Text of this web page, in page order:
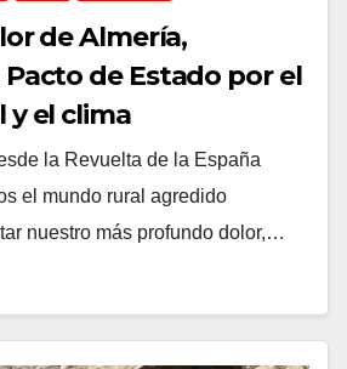
de Almería,
de Estado por el
el clima
la Revuelta de la España
el mundo rural agredido
nuestro más profundo dolor,…